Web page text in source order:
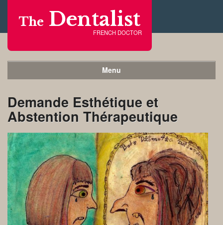
The Dentalist
FRENCH DOCTOR
Menu
Demande Esthétique et
Abstention Thérapeutique